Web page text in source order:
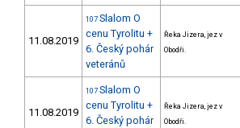
11.08.2019
107 Slalom O
cenu Tyrolitu +
6. Český pohár
veteránů
Řeka Jizera, jez v
Obodři.
11.08.2019
107 Slalom O
cenu Tyrolitu +
6. Český pohár
Řeka Jizera, jez v
Obodři.